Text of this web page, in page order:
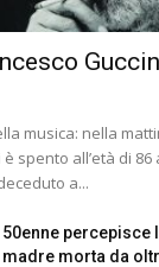
musica: nella
spento all’età di 86
a...
50enne percepisce
madre morta da